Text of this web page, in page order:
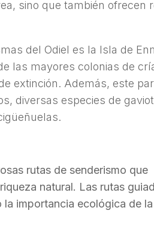
sino que también ofrecen
del Odiel es la Isla de
las mayores colonias de
extinción. Además, este
diversas especies de
rutas de senderismo que
natural. Las rutas
importancia ecológica de